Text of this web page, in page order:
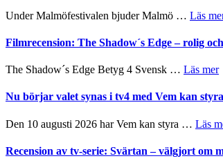
Under Malmöfestivalen bjuder Malmö … Läs
Filmrecension: The Shadow´s Edge – rolig
The Shadow´s Edge Betyg 4 Svensk … Läs mer
Nu börjar valet synas i tv4 med Vem kan
Den 10 augusti 2026 har Vem kan styra … Läs
Recension av tv-serie: Svärtan – välgjort om